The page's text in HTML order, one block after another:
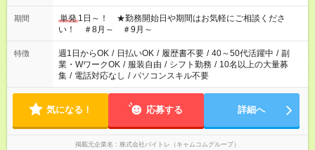
お気軽にご相談ください！
期間 単発 1日～！ ★勤務開始日や期間はお気軽にご相談くださ
い！ ＃8月～ ＃9月～
特徴 週1日からOK / 日払いOK / 履歴書不要 / 40～50代活躍中 / 副
業・WワークOK / 服装自由 / シフト勤務 / 10名以上の大量募
集 / 電話対応なし / パソコンスキル不要
気になる！ 応募する 詳細へ
掲載元企業名 株式会社バイトレ（キャムコムグループ）